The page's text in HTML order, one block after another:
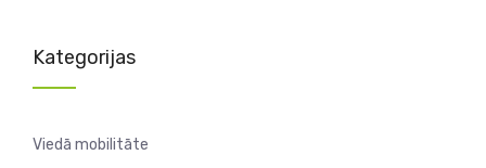
Kategorijas
Viedā mobilitāte